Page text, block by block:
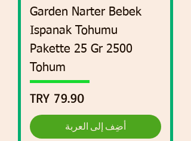
Garden Narter Bebek
Ispanak Tohumu
Pakette 25 Gr 2500
Tohum
السعر
أضِف إلى العربة